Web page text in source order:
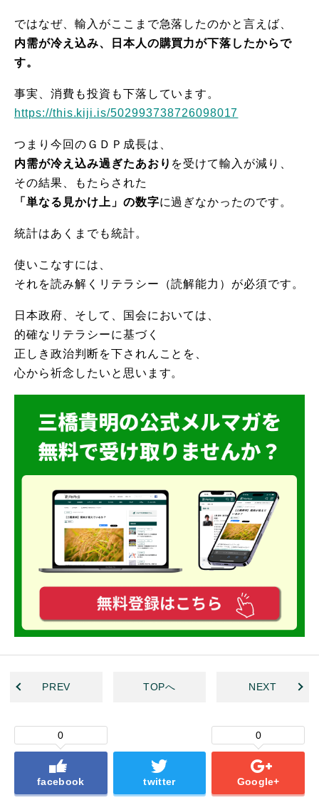
ではなぜ、輸入がここまで急落したのかと言えば、
内需が冷え込み、日本人の購買力が下落したからで
す。
事実、消費も投資も下落しています。
https://this.kiji.is/502993738726098017
つまり今回のＧＤＰ成長は、
内需が冷え込み過ぎたあおり を受けて輸入が減り、
その結果、もたらされた
「単なる見かけ上」の数字に過ぎなかったのです。
統計はあくまでも統計。
使いこなすには、
それを読み解くリテラシー（読解能力）が必須です。
日本政府、そして、国会においては、
的確なリテラシーに基づく
正しき政治判断を下されんことを、
心から祈念したいと思います。
PREV TOPへ NEXT
0
facebook twitter
0
Google+